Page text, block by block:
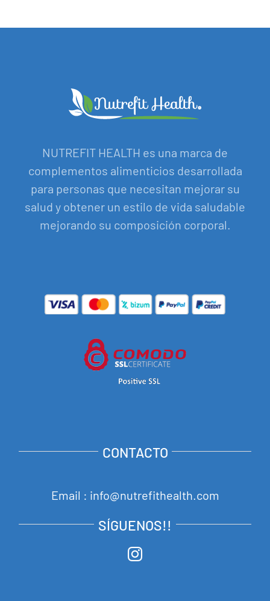
NUTREFIT HEALTH es una marca de
complementos alimenticios desarrollada
para personas que necesitan mejorar su
salud y obtener un estilo de vida saludable
mejorando su composición corporal.
CONTACTO
Email : info@nutrefithealth.com
SÍGUENOS!!